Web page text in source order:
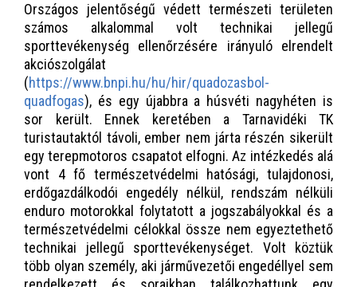
Országos jelentőségű védett természeti területen
számos alkalommal volt technikai jellegű
sporttevékenység ellenőrzésére irányuló elrendelt
akciószolgálat
(https://www.bnpi.hu/hu/hir/quadozasbol-
quadfogas), és egy újabbra a húsvéti nagyhéten is
sor került. Ennek keretében a Tarnavidéki TK
turistautaktól távoli, ember nem járta részén sikerült
egy terepmotoros csapatot elfogni. Az intézkedés alá
vont 4 fő természetvédelmi hatósági, tulajdonosi,
erdőgazdálkodói engedély nélkül, rendszám nélküli
enduro motorokkal folytatott a jogszabályokkal és a
természetvédelmi célokkal össze nem egyeztethető
technikai jellegű sporttevékenységet. Volt köztük
több olyan személy, aki járművezetői engedéllyel sem